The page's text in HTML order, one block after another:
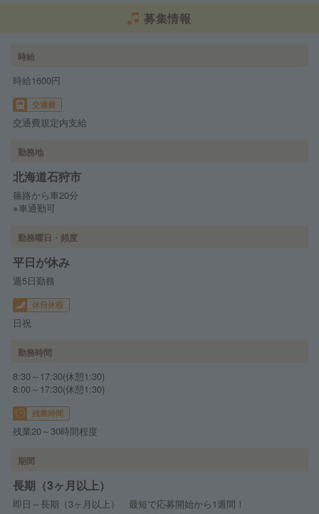
募集情報
時給
時給1600円
交通費
交通費規定内支給
勤務地
北海道石狩市
篠路から車20分
※車通勤可
勤務曜日・頻度
平日が休み
週5日勤務
休日休暇
日祝
勤務時間
8:30～17:30(休憩1:30)
8:00～17:30(休憩1:30)
残業時間
残業20～30時間程度
期間
長期（3ヶ月以上）
即日～長期（3ヶ月以上） 最短で応募開始から1週間！